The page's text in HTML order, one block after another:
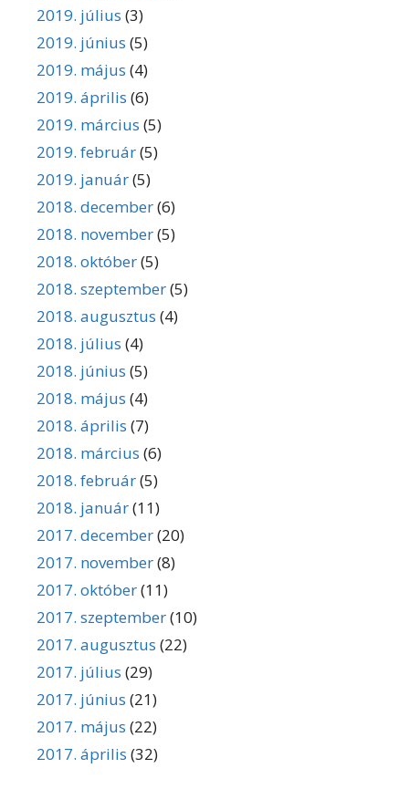
2019. július (3)
2019. június (5)
2019. május (4)
2019. április (6)
2019. március (5)
2019. február(5)
2019. január(5)
2018. december(6)
2018. november(5)
2018. október(5)
2018. szeptember(5)
2018. augusztus (4)
2018. július (4)
2018. június (5)
2018. május (4)
2018. április (7)
2018. március (6)
2018. február(5)
2018. január(11)
2017. december(20)
2017. november(8)
2017. október(11)
2017. szeptember(10)
2017. augusztus (22)
2017. július (29)
2017. június (21)
2017. május (22)
2017. április (32)